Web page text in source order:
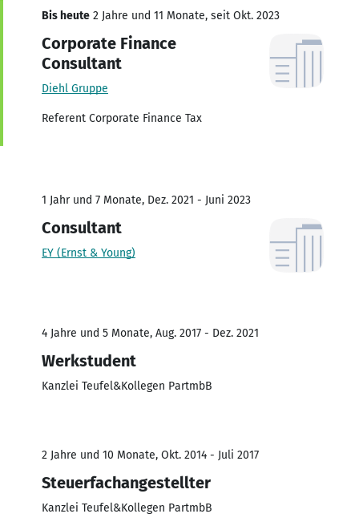
Bis heute 2 Jahre und 11 Monate, seit Okt. 2023
Corporate Finance
Consultant
Diehl Gruppe
Referent Corporate Finance Tax
1 Jahr und 7 Monate, Dez. 2021 - Juni 2023
Consultant
EY (Ernst & Young)
4 Jahre und 5 Monate, Aug. 2017 - Dez. 2021
Werkstudent
Kanzlei Teufel&Kollegen PartmbB
2 Jahre und 10 Monate, Okt. 2014 - Juli 2017
Steuerfachangestellter
Kanzlei Teufel&Kollegen PartmbB